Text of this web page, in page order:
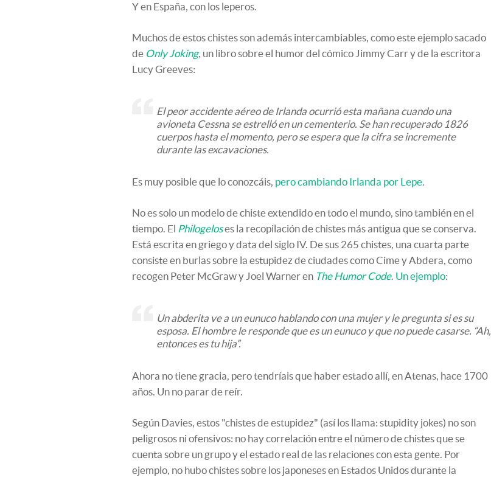
Y en España, con los leperos.
Muchos de estos chistes son además intercambiables, como este ejemplo sacado
de Only Joking, un libro sobre el humor del cómico Jimmy Carr y de la escritora
Lucy Greeves:
El peor accidente aéreo de Irlanda ocurrió esta mañana cuando una
avioneta Cessna se estrelló en un cementerio. Se han recuperado 1826
cuerpos hasta el momento, pero se espera que la cifra se incremente
durante las excavaciones.
Es muy posible que lo conozcáis, pero cambiando Irlanda por Lepe.
No es solo un modelo de chiste extendido en todo el mundo, sino también en el
tiempo. El Philogeloses la recopilación de chistes más antigua que se conserva.
Está escrita en griego y data del siglo IV. De sus 265 chistes, una cuarta parte
consiste en burlas sobre la estupidez de ciudades como Cime y Abdera, como
recogen Peter McGraw y Joel Warner en The Humor Code. Un ejemplo:
Un abderita ve a un eunuco hablando con una mujer y le pregunta si es su
esposa. El hombre le responde que es un eunuco y que no puede casarse. “Ah,
entonces es tu hija”.
Ahora no tiene gracia, pero tendríais que haber estado allí, en Atenas, hace 1700
años. Un no parar de reír.
Según Davies, estos "chistes de estupidez" (así los llama: stupidity jokes) no son
peligrosos ni ofensivos: no hay correlación entre el número de chistes que se
cuenta sobre un grupo y el estado real de las relaciones con esta gente. Por
ejemplo, no hubo chistes sobre los japoneses en Estados Unidos durante la